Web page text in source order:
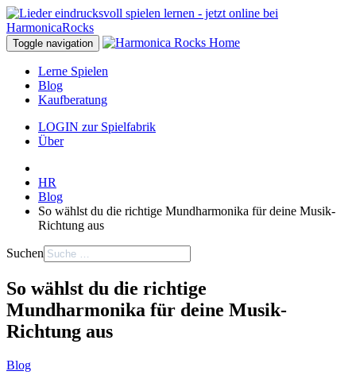
Toggle navigation
Lerne Spielen
Blog
Kaufberatung
LOGIN zur Spielfabrik
Über
HR
Blog
So wählst du die richtige Mundharmonika für deine Musik-
Richtung aus
Suchen
So wählst du die richtige
Mundharmonika für deine Musik-
Richtung aus
Blog